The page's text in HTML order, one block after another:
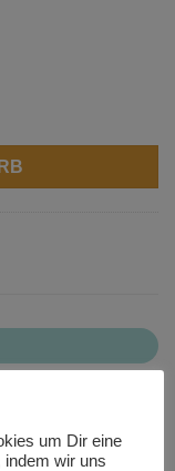
um Dir eine
indem wir uns